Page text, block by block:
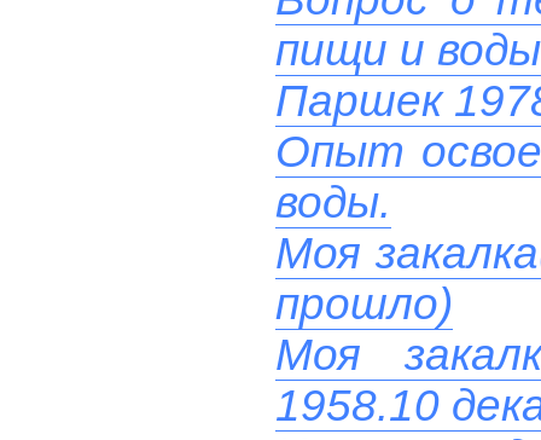
пищи и воды
Паршек
Опыт
воды.
Моя
прошло)
Моя
1958.10